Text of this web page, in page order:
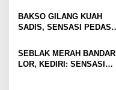
g
a
t
i
SAJA
BAKSO GILANG KUAH
SADIS, SENSASI PEDAS
GORENG USUS CRISPY
IKONIKNYA
SEBLAK MERAH BANDAR
LOR, KEDIRI: SENSASI